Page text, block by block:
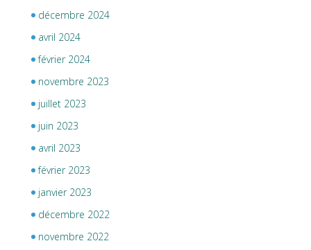
décembre 2024
avril 2024
février 2024
novembre 2023
juillet 2023
juin 2023
avril 2023
février 2023
janvier 2023
décembre 2022
novembre 2022